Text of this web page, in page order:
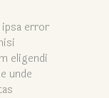
ipsa error
eligendi
unde